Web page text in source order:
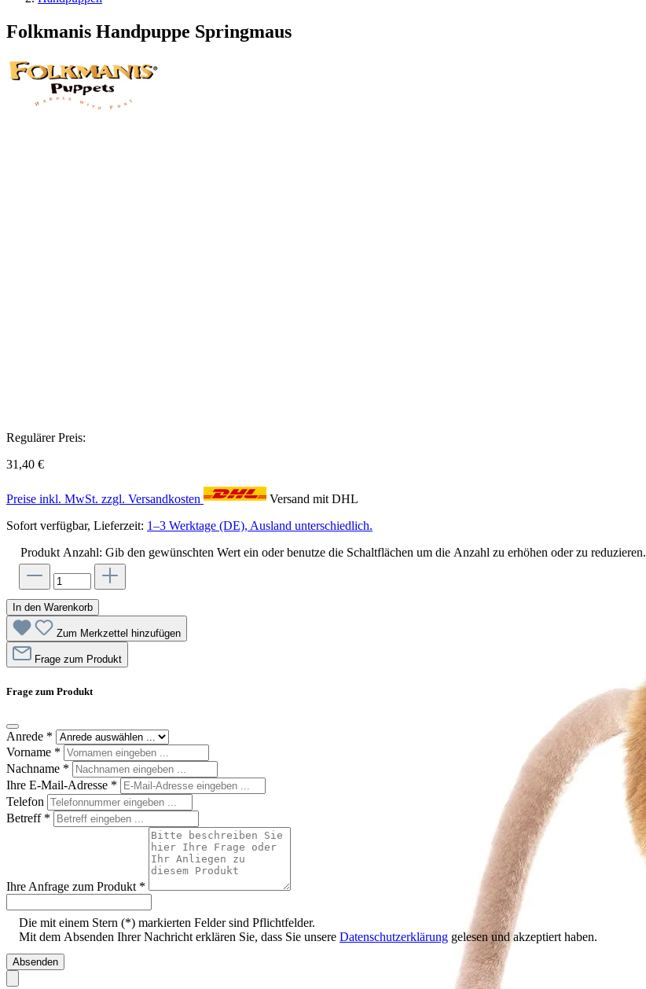
Folkmanis Handpuppe Springmaus
Regulärer Preis:
31,40 €
Preise inkl. MwSt. zzgl. Versandkosten
Versand mit DHL
Sofort verfügbar, Lieferzeit: 1–3 Werktage (DE), Ausland unterschiedlich.
Produkt Anzahl: Gib den gewünschten Wert ein oder benutze die Schaltflächen um die Anzahl zu erhöhen oder zu reduzieren.
In den Warenkorb
Zum Merkzettel hinzufügen
Frage zum Produkt
Frage zum Produkt
Anrede *
Vorname *
Nachname *
Ihre E-Mail-Adresse *
Telefon
Betreff *
Ihre Anfrage zum Produkt *
Die mit einem Stern (*) markierten Felder sind Pflichtfelder.
Mit dem Absenden Ihrer Nachricht erklären Sie, dass Sie unsere Datenschutzerklärung gelesen und akzeptiert haben.
Absenden